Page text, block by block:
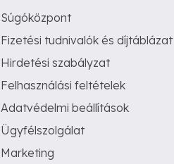
Súgóközpont
Fizetési tudnivalók és díjtáblázat
Hirdetési szabályzat
Felhasználási feltételek
Adatvédelmi beállítások
Ügyfélszolgálat
Marketing